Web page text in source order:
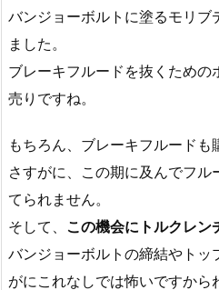
バンジョーボルトに塗るモリブ
ました。
ブレーキフルードを抜くための
売りですね。
もちろん、ブレーキフルードも
さすがに、この期に及んでフル
てられません。
そして、 この機会にトルクレン
バンジョーボルトの締結やトッ
がにこれなしでは怖いですから